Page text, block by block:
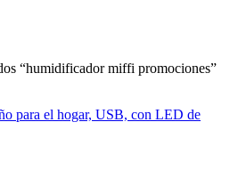
“humidificador miffi promociones”
para el hogar, USB, con LED de